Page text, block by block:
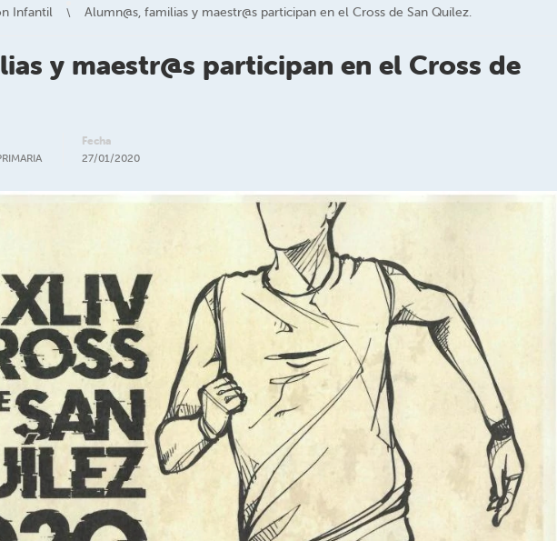
Infantil Alumn@s, familias y maestr@s participan en el Cross de San Quílez.
y maestr@s participan en el Cross de
Fecha
27/01/2020